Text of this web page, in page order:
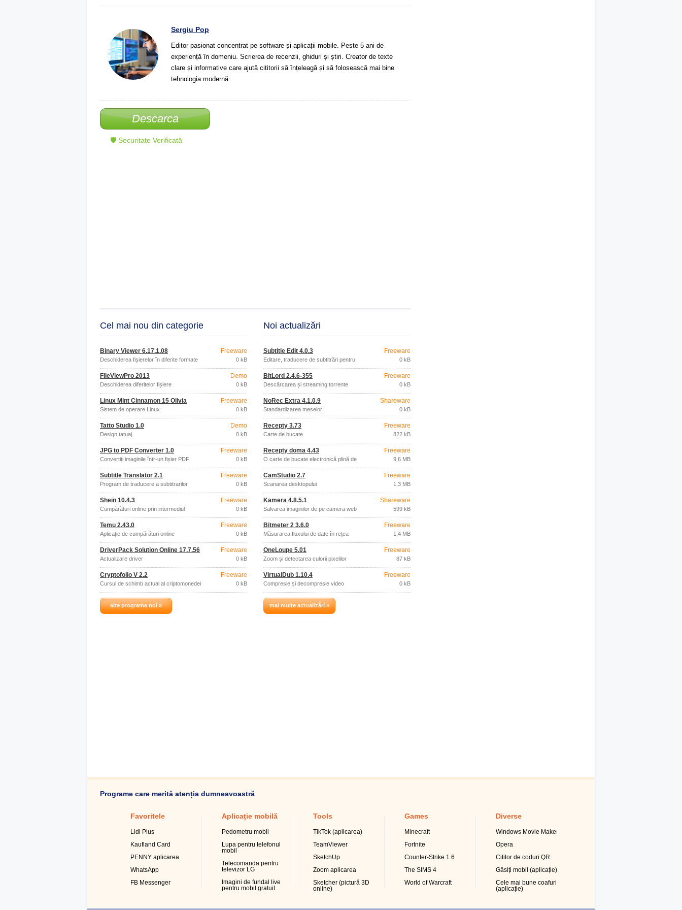
Sergiu Pop
Editor pasionat concentrat pe software și aplicații mobile. Peste 5 ani de
experiență în domeniu. Scrierea de recenzii, ghiduri și știri. Creator de texte
clare și informative care ajută cititorii să înțeleagă și să folosească mai bine
tehnologia modernă.
Descarca
🛡 Securitate Verificată
Cel mai nou din categorie
Binary Viewer 6.17.1.08
Deschiderea fișierelor în diferite formate
Freeware
0 kB
FileViewPro 2013
Deschiderea diferitelor fișiere
Demo
0 kB
Linux Mint Cinnamon 15 Olivia
Sistem de operare Linux
Freeware
0 kB
Tatto Studio 1.0
Design tatuaj
Demo
0 kB
JPG to PDF Converter 1.0
Convertiți imaginile într-un fișier PDF
Freeware
0 kB
Subtitle Translator 2.1
Program de traducere a subtitrarilor
Freeware
0 kB
Shein 10.4.3
Cumpărături online prin intermediul
Freeware
0 kB
Temu 2.43.0
Aplicație de cumpărături online
Freeware
0 kB
DriverPack Solution Online 17.7.56
Actualizare driver
Freeware
0 kB
Cryptofolio V 2.2
Cursul de schimb actual al criptomonedei
Freeware
0 kB
alte programe noi »
Noi actualizări
Subtitle Edit 4.0.3
Editare, traducere de subtitrări pentru
Freeware
0 kB
BitLord 2.4.6-355
Descărcarea și streaming torrente
Freeware
0 kB
NoRec Extra 4.1.0.9
Standardizarea meselor
Shareware
0 kB
Recepty 3.73
Carte de bucate.
Freeware
822 kB
Recepty doma 4.43
O carte de bucate electronică plină de
Freeware
9,6 MB
CamStudio 2.7
Scanarea desktopului
Freeware
1,3 MB
Kamera 4.8.5.1
Salvarea imaginilor de pe camera web
Shareware
599 kB
Bitmeter 2 3.6.0
Măsurarea fluxului de date în rețea
Freeware
1,4 MB
OneLoupe 5.01
Zoom și detectarea culorii pixelilor
Freeware
87 kB
VirtualDub 1.10.4
Compresie și decompresie video
Freeware
0 kB
mai multe actualizări »
Programe care merită atenția dumneavoastră
Favoritele
Lidl Plus
Kaufland Card
PENNY aplicarea
WhatsApp
FB Messenger
Aplicație mobilă
Pedometru mobil
Lupa pentru telefonul
mobil
Telecomanda pentru
televizor LG
Imagini de fundal live
pentru mobil gratuit
Tools
TikTok (aplicarea)
TeamViewer
SketchUp
Zoom aplicarea
Sketcher (pictură 3D
online)
Games
Minecraft
Fortnite
Counter-Strike 1.6
The SIMS 4
World of Warcraft
Diverse
Windows Movie Maker
Opera
Cititor de coduri QR
Găsiți mobil (aplicație)
Cele mai bune coafuri
(aplicație)